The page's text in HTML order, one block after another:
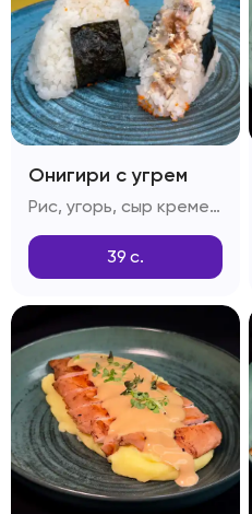
Онигири с угрем
Рис, угорь, сыр креметта, тобико, соус спайси, кунжут
39 с.